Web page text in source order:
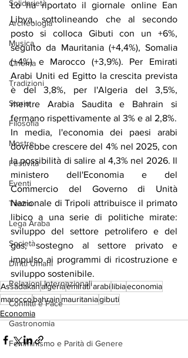
Solidarietà
Archeologia
Musica
Cinema
Tradizioni
Storia
Filosofia
Mostre
Festività
Eventi
Teatro
Lega Araba
Società
Diritti Umani
Relazioni Internazionali
Conflitti e Pace
Gastronomia
Femminismo e Parità di Genere
Lo ha riportato il giornale online Ean
Libya, sottolineando che al secondo
posto si colloca Gibuti con un +6%,
seguito da Mauritania (+4,4%), Somalia
(+4%) e Marocco (+3,9%). Per Emirati
Arabi Uniti ed Egitto la crescita prevista
è del 3,8%, per l'Algeria del 3,5%,
mentre Arabia Saudita e Bahrain si
fermano rispettivamente al 3% e al 2,8%.
In media, l'economia dei paesi arabi
dovrebbe crescere del 4% nel 2025, con
la possibilità di salire al 4,3% nel 2026. Il
ministero dell'Economia e del
Commercio del Governo di Unità
Nazionale di Tripoli attribuisce il primato
libico a una serie di politiche mirate:
sviluppo del settore petrolifero e del
gas, sostegno al settore privato e
impulso ai programmi di ricostruzione e
sviluppo sostenibile.
Assadakahalgeriaemirati arabilibiaeconomia
maroccobahrain mauritaniagibuti
Economia